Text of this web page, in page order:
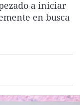
La rosa de los vientos
Caso
Extremadura
Virales
a iniciar
en busca